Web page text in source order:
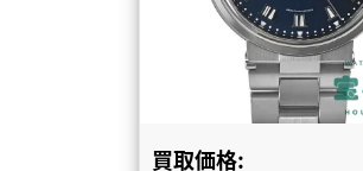
買取価格: